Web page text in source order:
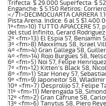
Trifecta: $ 29.000 Superfecta: $
Enganche: $ 5.150 Retiros:
</71>DECIMOCUARTA CARRERA
Pista Arena. Indice: 6 al 5
1º<fm>10) TUTTO APIACCERE
del stud Infinito, Gerard
2º <fm>13) El Espia 57, Benjamin
3º <fm>8) Maxximus 58, Israel
4º <fm>4) Gran Gallega 58,
4º <fm>14) Rojo Burgues 58,
6º <fm>5) Noi 57, Felipe
7º <fm>12) Kitten's Black 58,
8º <fm>1) Star Honey 57,
9º <fm>9) Japoneitor 58,
10º <fm>7) Desprolijo 57, Felipe
11º <fm>11) Merengada 58,
12º <fm>2) Gran Cafrune 58,
13º <fm>6) Tanytus 58, Piero